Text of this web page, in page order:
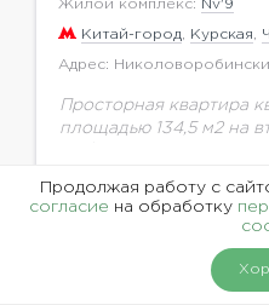
Жилой комплекс: Nv'9
Китай-город, Курская,
Адрес:
Просторная квартира
площадью 134,5 м2 на
архитектурным
фасадов использованы
Цена по запросу
Продолжая работу с
согласие на обработку